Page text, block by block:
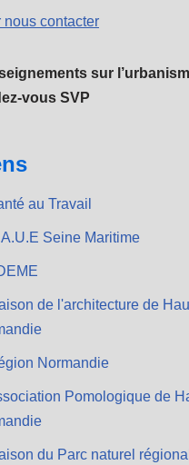
nous contacter
sur
vous SVP
au Travail
Seine Maritime
de l'architecture de
Normandie
Pomologique de
du Parc naturel